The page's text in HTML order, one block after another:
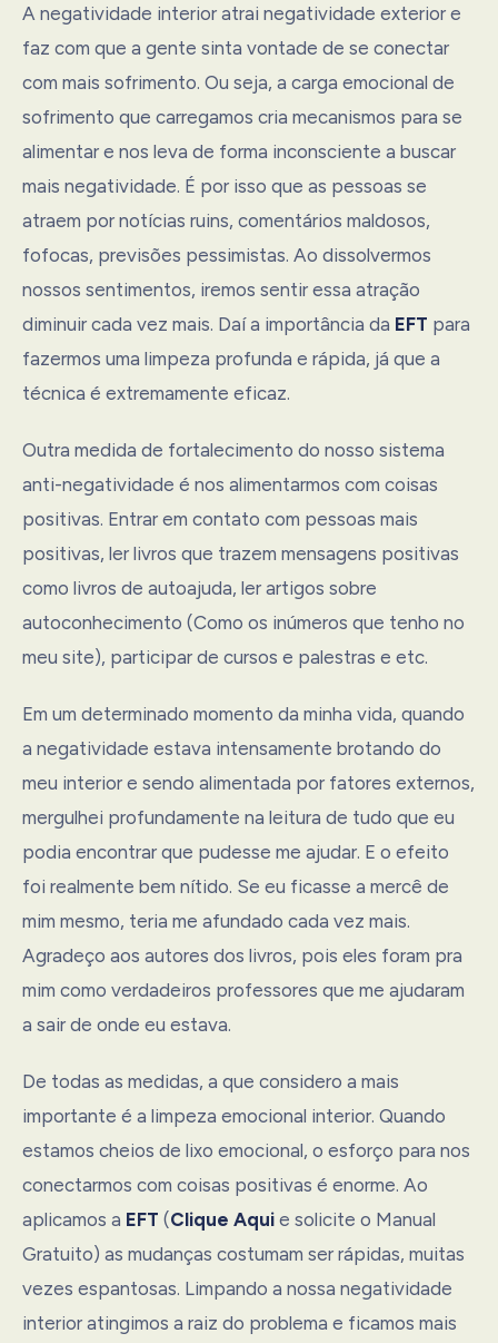
A negatividade interior atrai negatividade exterior e
faz com que a gente sinta vontade de se conectar
com mais sofrimento. Ou seja, a carga emocional de
sofrimento que carregamos cria mecanismos para se
alimentar e nos leva de forma inconsciente a buscar
mais negatividade. É por isso que as pessoas se
atraem por notícias ruins, comentários maldosos,
fofocas, previsões pessimistas. Ao dissolvermos
nossos sentimentos, iremos sentir essa atração
diminuir cada vez mais. Daí a importância da EFT para
fazermos uma limpeza profunda e rápida, já que a
técnica é extremamente eficaz.
Outra medida de fortalecimento do nosso sistema
anti-negatividade é nos alimentarmos com coisas
positivas. Entrar em contato com pessoas mais
positivas, ler livros que trazem mensagens positivas
como livros de autoajuda, ler artigos sobre
autoconhecimento (Como os inúmeros que tenho no
meu site), participar de cursos e palestras e etc.
Em um determinado momento da minha vida, quando
a negatividade estava intensamente brotando do
meu interior e sendo alimentada por fatores externos,
mergulhei profundamente na leitura de tudo que eu
podia encontrar que pudesse me ajudar. E o efeito
foi realmente bem nítido. Se eu ficasse a mercê de
mim mesmo, teria me afundado cada vez mais.
Agradeço aos autores dos livros, pois eles foram pra
mim como verdadeiros professores que me ajudaram
a sair de onde eu estava.
De todas as medidas, a que considero a mais
importante é a limpeza emocional interior. Quando
estamos cheios de lixo emocional, o esforço para nos
conectarmos com coisas positivas é enorme. Ao
aplicamos a EFT (Clique Aqui e solicite o Manual
Gratuito) as mudanças costumam ser rápidas, muitas
vezes espantosas. Limpando a nossa negatividade
interior atingimos a raiz do problema e ficamos mais